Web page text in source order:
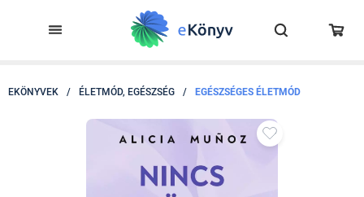
EKÖNYVEK / ÉLETMÓD, EGÉSZSÉG / EGÉSZSÉGES ÉLETMÓD